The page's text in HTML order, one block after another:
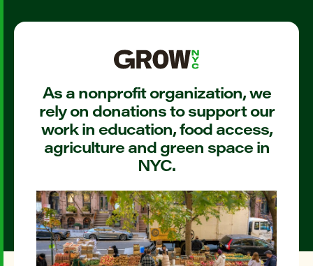
As a nonprofit organization, we
rely on donations to support our
work in education, food access,
agriculture and green space in
NYC.